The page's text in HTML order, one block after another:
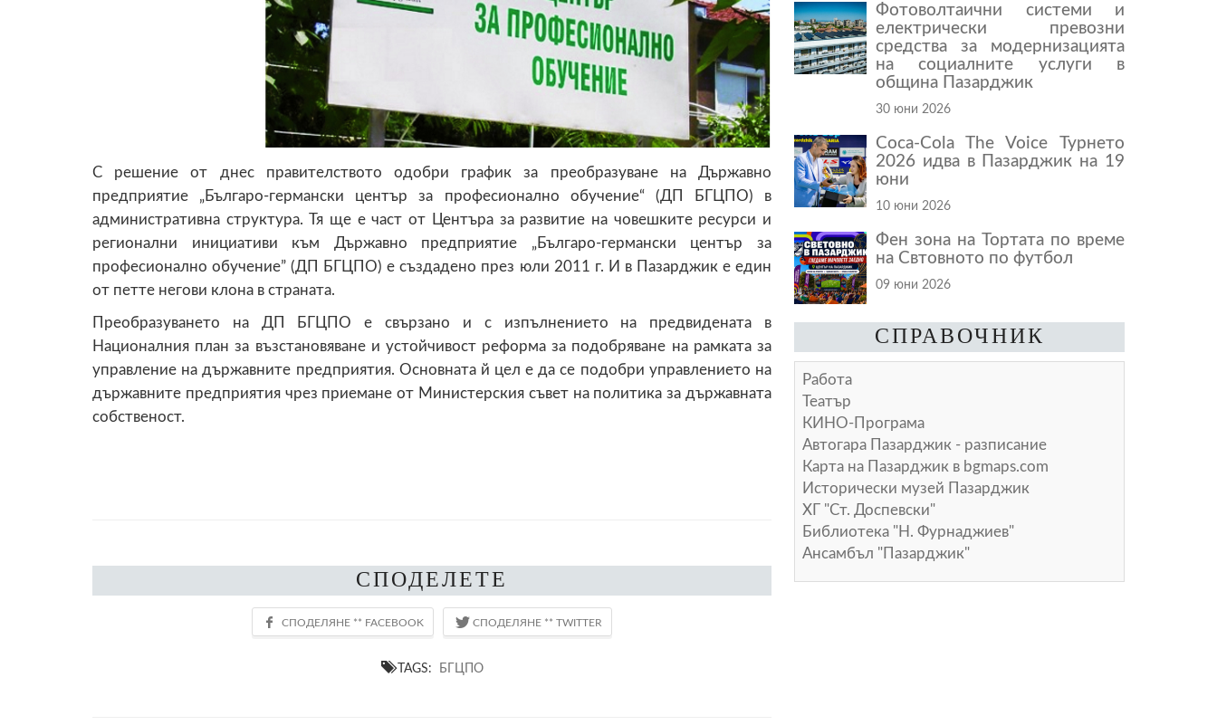
С решение от днес правителството одобри график за преобразуване на Държавно
предприятие „Българо-германски център за професионално обучение“ (ДП БГЦПО) в
административна структура. Тя ще е част от Центъра за развитие на човешките ресурси и
регионални инициативи към Държавно предприятие „Българо-германски център за
професионално обучение” (ДП БГЦПО) е създадено през юли 2011 г. И в Пазарджик е един
от петте негови клона в страната.
Преобразуването на ДП БГЦПО е свързано и с изпълнението на предвидената в
Националния план за възстановяване и устойчивост реформа за подобряване на рамката за
управление на държавните предприятия. Основната й цел е да се подобри управлението на
държавните предприятия чрез приемане от Министерския съвет на политика за държавната
собственост.
СПОДЕЛЕТЕ
TAGS: БГЦПО
Фотоволтаични системи и
електрически превозни
средства за модернизацията
на социалните услуги в
община Пазарджик
30 юни 2026
Coca-Cola The Voice Турнето
2026 идва в Пазарджик на 19
юни
10 юни 2026
Фен зона на Тортата по време
на Свтовното по футбол
09 юни 2026
СПРАВОЧНИК
Работа
Театър
КИНО-Програма
Автогара Пазарджик - разписание
Карта на Пазарджик в bgmaps.com
Исторически музей Пазарджик
ХГ "Ст. Доспевски"
Библиотека "Н. Фурнаджиев"
Ансамбъл "Пазарджик"